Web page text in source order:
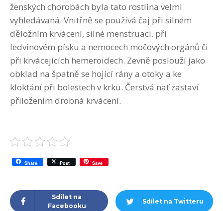
ženských chorobách byla tato rostlina velmi
vyhledávaná. Vnitřně se používá čaj při silném
děložním krvácení, silné menstruaci, při
ledvinovém písku a nemocech močových orgánů či
při krvácejících hemeroidech. Zevně poslouží jako
obklad na špatně se hojící rány a otoky a ke
kloktání při bolestech v krku. Čerstvá nať zastaví
přiložením drobná krvácení.
Share Post Save
Sdílet na
Facebooku
Sdílet na Twitteru